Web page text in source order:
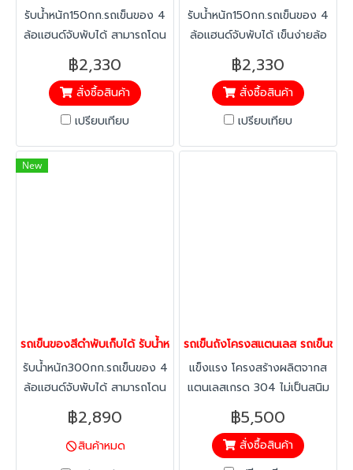
รับน้ำหนัก150กก.รถเข็นของ 4
ล้อเเฮนด์จับพับได้ สามารถโดน
น้ำ โดนความชื้นได้ ทำความ
สะอาดได้ง่าย ล้อไม่ทำให้พื้นเป็น
รอย เข็นง่ายล้อยางหนาซับเสียง
เเละเเรงกระเเทกได้ดี เหมาะกับ
โรงแรม หรือการใช้งานในด้าน
฿2,330
สั่งซื้อสินค้า
เปรียบเทียบ
รับน้ำหนัก150กก.รถเข็นของ 4
ล้อเเฮนด์จับพับได้ เข็นง่ายล้อ
หนาเเละซับเเรงกระเเทกได้ดี
เหมาะกับร้านอาหาร โรงพยาบาล
เเละโรงแรม หรือการใช้งานใน
ด้านอื่นๆ
฿2,330
สั่งซื้อสินค้า
เปรียบเทียบ
New
รถเข็นของสีดำพับเก็บได้ รับน้ำหนัก300กก.พื้นไม่เป็นสนิม แฮนด์จับพับ
รับน้ำหนัก300กก.รถเข็นของ 4
ล้อเเฮนด์จับพับได้ สามารถโดน
น้ำ โดนความชื้นได้ ทำความ
สะอาดได้ง่าย ล้อไม่ทำให้พื้นเป็น
รอย เข็นง่ายล้อยางหนาซับเสียง
เเละเเรงกระเเทกได้ดี เหมาะกับ
฿2,890
สินค้าหมด
รถเข็นถังโครงสแตนเลส รถเข็นข
แข็งแรง โครงสร้างผลิตจากส
แตนเลสเกรด 304 ไม่เป็นสนิม
ถัง ทำจากพลาสติกคุณภาพดี
ความจุ 98 ลิตร
฿5,500
สั่งซื้อสินค้า